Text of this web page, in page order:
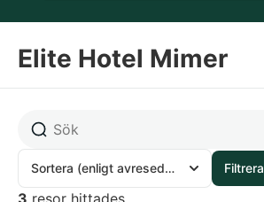
Elite Hotel Mimer
Sortera (enligt avresedatum) Filtrera
3 resor hittades